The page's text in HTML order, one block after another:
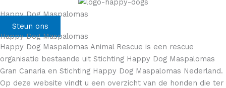
Happy Dog Maspalomas
Steun ons
Happy Dog Maspalomas
Happy Dog Maspalomas Animal Rescue is een rescue
organisatie bestaande uit Stichting Happy Dog Maspalomas
Gran Canaria en Stichting Happy Dog Maspalomas Nederland.
Op deze website vindt u een overzicht van de honden die ter